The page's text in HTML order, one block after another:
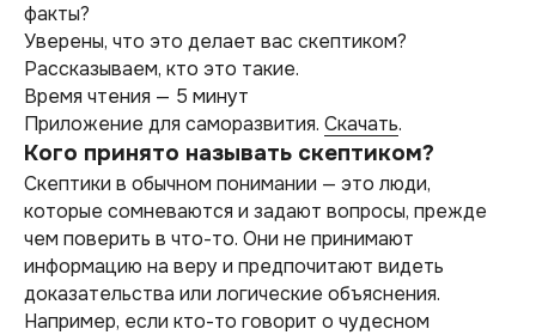
факты?
Уверены, что это делает вас скептиком?
Рассказываем, кто это такие.
Время чтения — 5 минут
Приложение для саморазвития. Скачать.
Кого принято называть скептиком?
Скептики в обычном понимании — это люди,
которые сомневаются и задают вопросы, прежде
чем поверить в что-то. Они не принимают
информацию на веру и предпочитают видеть
доказательства или логические объяснения.
Например, если кто-то говорит о чудесном